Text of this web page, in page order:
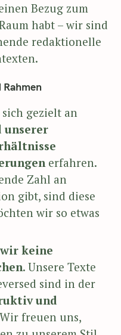
Bezug zum
habt – wir sind
redaktionelle
gezielt an
unserer
erfahren.
Zahl an
gibt, sind diese
wir so etwas
keine
. Unsere Texte
sind in der
und
freuen uns,